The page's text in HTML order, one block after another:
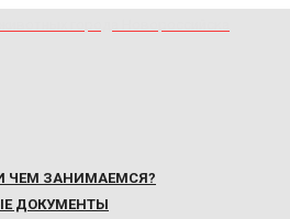
ЧЕМ ЗАНИМАЕМСЯ?
ДОКУМЕНТЫ